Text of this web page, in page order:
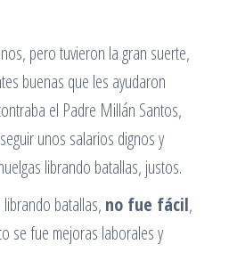
pero tuvieron la gran suerte,
buenas que les ayudaron
el Padre Millán Santos,
unos salarios dignos y
librando batallas, justos.
batallas, no fue fácil,
se fue mejoras laborales y